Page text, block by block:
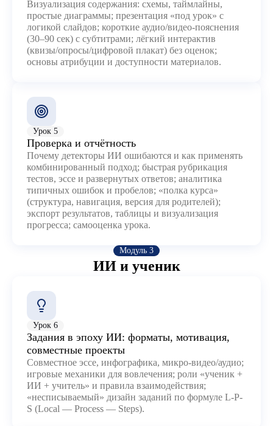
Визуализация содержания: схемы, таймлайны,
простые диаграммы; презентация «под урок» с
логикой слайдов; короткие аудио/видео-пояснения
(30–90 сек) с субтитрами; лёгкий интерактив
(квизы/опросы/цифровой плакат) без оценок;
основы атрибуции и доступности материалов.
Урок 5
Проверка и отчётность
Почему детекторы ИИ ошибаются и как применять
комбинированный подход; быстрая рубрикация
тестов, эссе и развернутых ответов; аналитика
типичных ошибок и пробелов; «полка курса»
(структура, навигация, версия для родителей);
экспорт результатов, таблицы и визуализация
прогресса; самооценка урока.
Модуль 3
ИИ и ученик
Урок 6
Задания в эпоху ИИ: форматы, мотивация,
совместные проекты
Совместное эссе, инфографика, микро-видео/аудио;
игровые механики для вовлечения; роли «ученик +
ИИ + учитель» и правила взаимодействия;
«несписываемый» дизайн заданий по формуле L-P-
S (Local — Process — Steps).